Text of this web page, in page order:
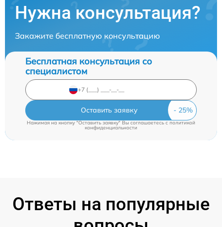
Нужна консультация?
Закажите бесплатную консультацию
Бесплатная консультация со
специалистом
Оставить заявку
Нажимая на кнопку "Оставить заявку" Вы соглашаетесь cполитикой
конфиденциальности
Ответы на популярные